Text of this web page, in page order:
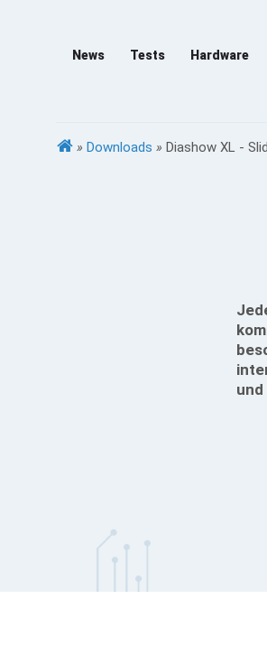
News Tests Hardware
» Downloads » Diashow XL -